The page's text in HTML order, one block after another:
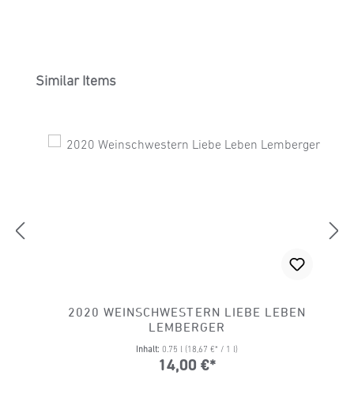
Produktgalerie überspringen
Similar Items
2020 WEINSCHWESTERN LIEBE LEBEN
LEMBERGER
Inhalt: 0.75 l (18,67 €* / 1 l)
14,00 €*